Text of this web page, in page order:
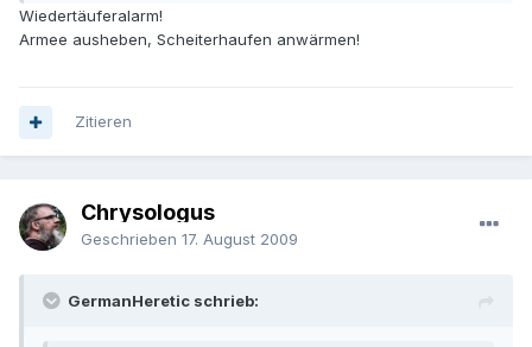
Wiedertäuferalarm!
Armee ausheben, Scheiterhaufen anwärmen!
Zitieren
Chrysologus
Geschrieben 17. August 2009
GermanHeretic schrieb: